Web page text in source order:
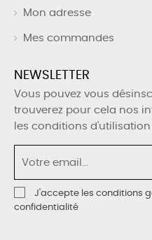
Mon adresse
Mes commandes
NEWSLETTER
Vous pouvez vous
trouverez pour cela nos
les conditions d'utilisation
J'accepte les conditions
confidentialité